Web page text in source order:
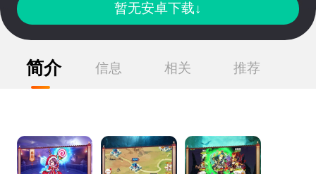
暂无安卓下载↓
简介 信息 相关 推荐